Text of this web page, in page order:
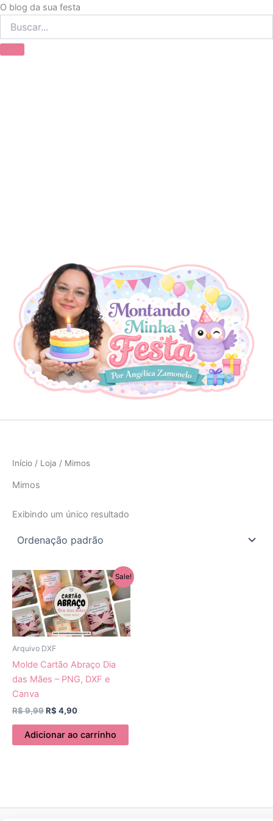
O blog da sua festa
Ir
para
o
Início / Loja / Mimos
Mimos
Exibindo um único resultado
Sale!
Arquivo DXF
Molde Cartão Abraço Dia
das Mães – PNG, DXF e
Canva
R$9,99
O
preço
original
era:
R$ 9,99.
R$ 4,90
O
preço
atual
é:
R$ 4,90.
Adicionar ao carrinho